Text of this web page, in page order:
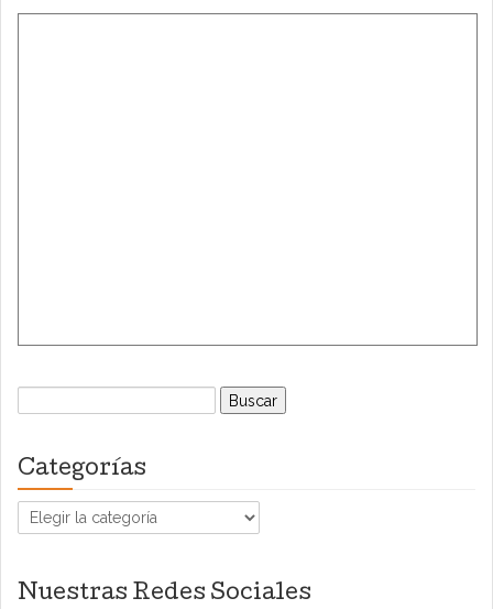
Buscar:
Categorías
Categorías
Nuestras Redes Sociales